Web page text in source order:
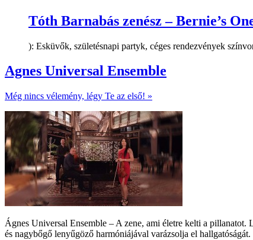
Tóth Barnabás zenész – Bernie’s
): Esküvők, születésnapi partyk, céges rendezvények
Agnes Universal Ensemble
Még nincs vélemény, légy Te az első! »
Ágnes Universal Ensemble – A zene, ami életre kelti a
és nagybőgő lenyűgöző harmóniájával varázsolja el hallgatóságát.